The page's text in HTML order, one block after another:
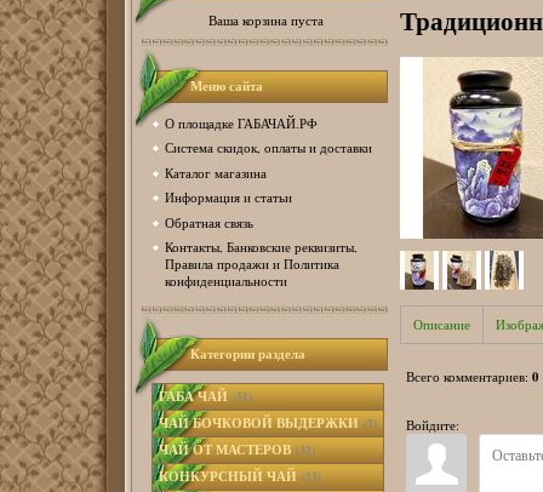
Ваша корзина пуста
Меню сайта
О площадке ГАБАЧАЙ.РФ
Система скидок, оплаты и доставки
Каталог магазина
Информация и статьи
Обратная связь
Контакты, Банковские реквизиты,
Правила продажи и Политика
конфиденциальности
Категории раздела
ГАБА ЧАЙ(51)
ЧАЙ БОЧКОВОЙ ВЫДЕРЖКИ(2)
ЧАЙ ОТ МАСТЕРОВ(32)
КОНКУРСНЫЙ ЧАЙ(23)
Описание
Всего комментариев: 0
Войдите: